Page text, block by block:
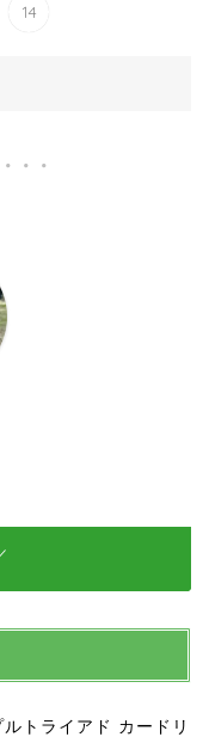
14
トライアド カードリ